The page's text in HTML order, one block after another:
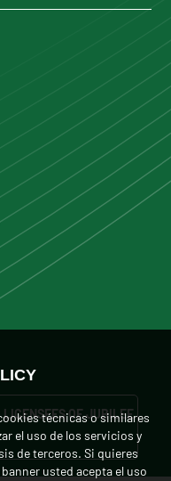
OF JUBILEE
técnicas o similares
el uso de los servicios y
de terceros. Si quieres
usted acepta el uso